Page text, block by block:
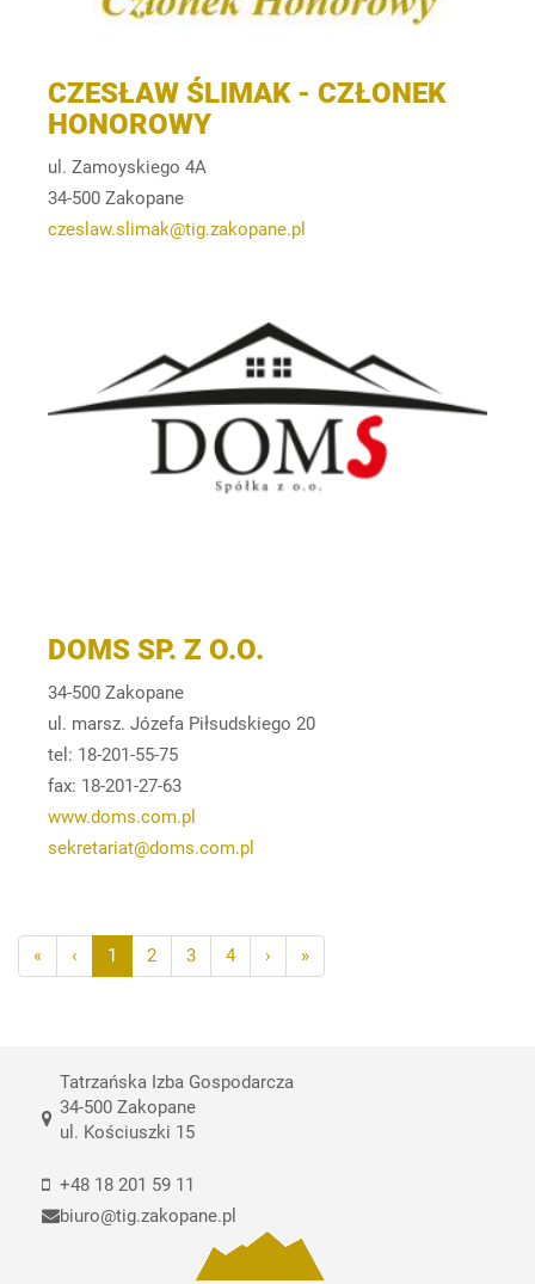
CZESŁAW ŚLIMAK - CZŁONEK
HONOROWY
ul. Zamoyskiego 4A
34-500 Zakopane
czeslaw.slimak@tig.zakopane.pl
DOMS SP. Z O.O.
34-500 Zakopane
ul. marsz. Józefa Piłsudskiego 20
tel: 18-201-55-75
fax: 18-201-27-63
www.doms.com.pl
sekretariat@doms.com.pl
« ‹ 1 2 3 4 › »
Tatrzańska Izba Gospodarcza
34-500 Zakopane
ul. Kościuszki 15
+48 18 201 59 11
biuro@tig.zakopane.pl